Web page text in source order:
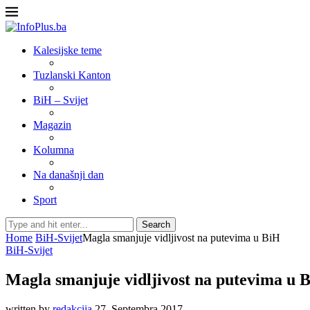
Kalesijske teme
Tuzlanski Kanton
BiH – Svijet
Magazin
Kolumna
Na današnji dan
Sport
Search
Home BiH-SvijetMagla smanjuje vidljivost na putevima u BiH
BiH-Svijet
Magla smanjuje vidljivost na putevima u